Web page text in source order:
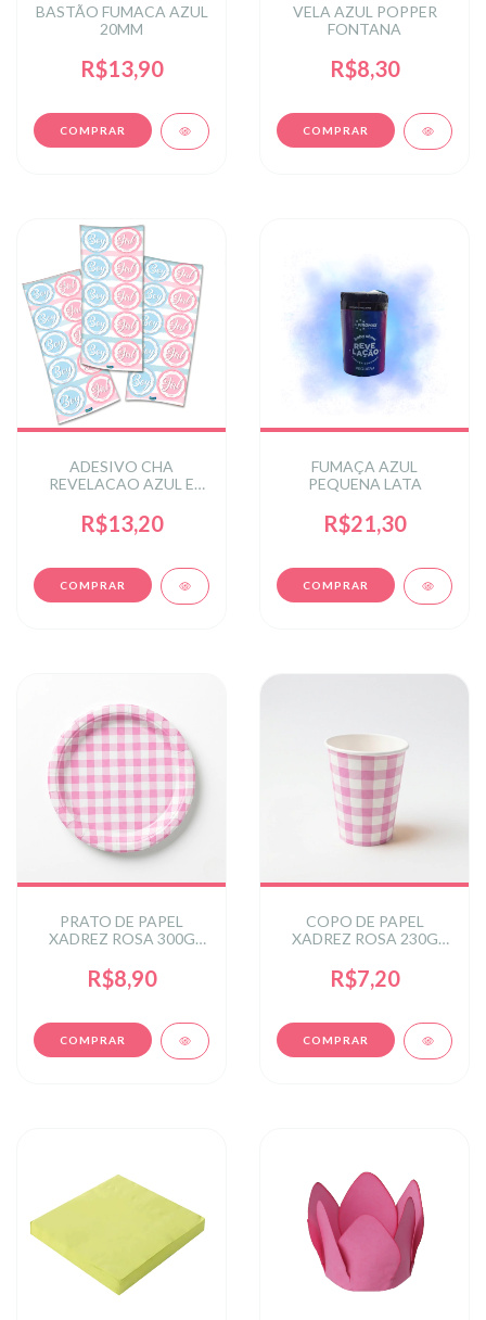
BASTÃO FUMACA AZUL
20MM
R$13,90
VELA AZUL POPPER
FONTANA
R$8,30
ADESIVO CHA
REVELACAO AZUL E
R$13,20
FUMAÇA AZUL
PEQUENA LATA
R$21,30
PRATO DE PAPEL
XADREZ ROSA 300G
R$8,90
COPO DE PAPEL
XADREZ ROSA 230G
R$7,20